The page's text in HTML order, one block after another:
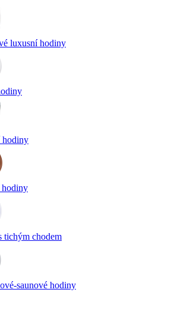
luxusní hodiny
hodiny
tichým chodem
saunové hodiny